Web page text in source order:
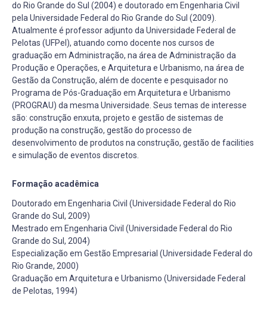
do Rio Grande do Sul (2004) e doutorado em Engenharia Civil
pela Universidade Federal do Rio Grande do Sul (2009).
Atualmente é professor adjunto da Universidade Federal de
Pelotas (UFPel), atuando como docente nos cursos de
graduação em Administração, na área de Administração da
Produção e Operações, e Arquitetura e Urbanismo, na área de
Gestão da Construção, além de docente e pesquisador no
Programa de Pós-Graduação em Arquitetura e Urbanismo
(PROGRAU) da mesma Universidade. Seus temas de interesse
são: construção enxuta, projeto e gestão de sistemas de
produção na construção, gestão do processo de
desenvolvimento de produtos na construção, gestão de facilities
e simulação de eventos discretos.
Formação acadêmica
Doutorado em Engenharia Civil (Universidade Federal do Rio
Grande do Sul, 2009)
Mestrado em Engenharia Civil (Universidade Federal do Rio
Grande do Sul, 2004)
Especialização em Gestão Empresarial (Universidade Federal do
Rio Grande, 2000)
Graduação em Arquitetura e Urbanismo (Universidade Federal
de Pelotas, 1994)